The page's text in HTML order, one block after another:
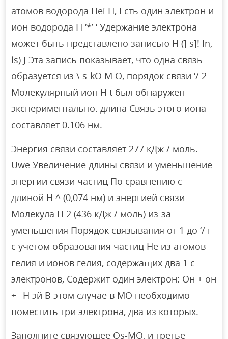
атомов водорода Hei H, Есть один электрон и
ион водорода H ‘*’ ‘ Удержание электрона
может быть представлено записью H (] s]! In,
ls) J Эта запись показывает, что одна связь
образуется из \ s-kO M O, порядок связи ‘/ 2-
Молекулярный ион H t был обнаружен
экспериментально. длина Связь этого иона
составляет 0.106 нм.
Энергия связи составляет 277 кДж / моль.
Uwe Увеличение длины связи и уменьшение
энергии связи частиц По сравнению с
длиной H ^ (0,074 нм) и энергией связи
Молекула H 2 (436 кДж / моль) из-за
уменьшения Порядок связывания от 1 до ‘/ г
с учетом образования частиц Не из атомов
гелия и ионов гелия, содержащих два 1 с
электронов, Содержит один электрон: Он + он
+ _H эй В этом случае в МО необходимо
поместить три электрона, два из которых.
Заполните связующее Os-MO, и третье